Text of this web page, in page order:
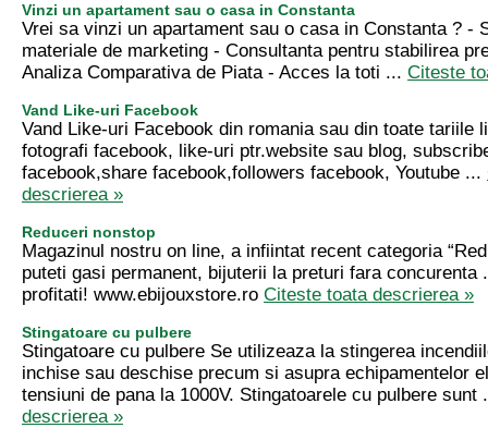
Vinzi un apartament sau o casa in Constanta
Vrei sa vinzi un apartament sau o casa in Constanta ? -
materiale de marketing - Consultanta pentru stabilirea
Analiza Comparativa de Piata - Acces la toti ... Citeste
Vand Like-uri Facebook
Vand Like-uri Facebook din romania sau din toate tariile
fotografi facebook, like-uri ptr.website sau blog,
facebook,share facebook,followers facebook, Youtube ...
descrierea »
Reduceri nonstop
Magazinul nostru on line, a infiintat recent categoria
puteti gasi permanent, bijuterii la preturi fara concurenta
profitati! www.ebijouxstore.ro Citeste toata descrierea »
Stingatoare cu pulbere
Stingatoare cu pulbere Se utilizeaza la stingerea
inchise sau deschise precum si asupra echipamentelor
tensiuni de pana la 1000V. Stingatoarele cu pulbere sunt
descrierea »